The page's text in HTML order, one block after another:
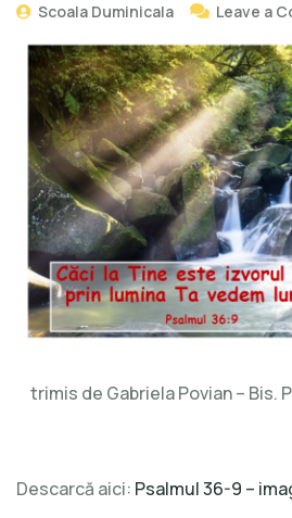
Scoala Duminicala Leave a
trimis de Gabriela Povian – Bis.
Descarcă aici: Psalmul 36-9 –